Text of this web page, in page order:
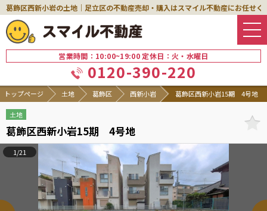
葛飾区西新小岩の土地｜足立区の不動産売却・購入はスマイル不動産にお任せく
営業時間：10:00~19:00 定休日：火・水曜日
0120-390-220
トップページ 土地 葛飾区 西新小岩 葛飾区西新小岩15期 4号地
土地
葛飾区西新小岩15期 4号地
1/21